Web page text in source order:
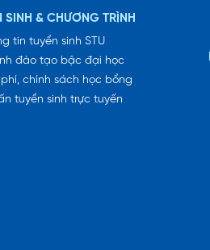
SINH & CHƯƠNG TRÌNH
tin tuyển sinh STU
đào tạo bậc đại học
phí, chính sách học bổng
tuyển sinh trực tuyến